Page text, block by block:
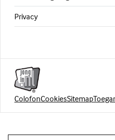
Privacy
ColofonCookiesSitemap